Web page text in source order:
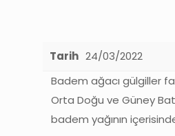
Tarih 24/03/2022
Badem ağacı gülgiller
Orta Doğu ve Güney
badem yağının